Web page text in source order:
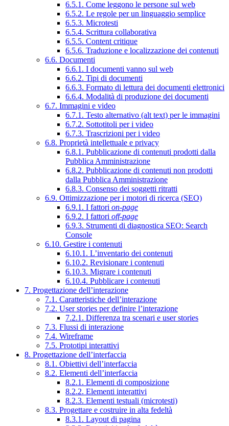
6.5.1. Come leggono le persone sul web
6.5.2. Le regole per un linguaggio semplice
6.5.3. Microtesti
6.5.4. Scrittura collaborativa
6.5.5. Content critique
6.5.6. Traduzione e localizzazione dei contenuti
6.6. Documenti
6.6.1. I documenti vanno sul web
6.6.2. Tipi di documenti
6.6.3. Formato di lettura dei documenti elettronici
6.6.4. Modalità di produzione dei documenti
6.7. Immagini e video
6.7.1. Testo alternativo (alt text) per le immagini
6.7.2. Sottotitoli per i video
6.7.3. Trascrizioni per i video
6.8. Proprietà intellettuale e privacy
6.8.1. Pubblicazione di contenuti prodotti dalla
Pubblica Amministrazione
6.8.2. Pubblicazione di contenuti non prodotti
dalla Pubblica Amministrazione
6.8.3. Consenso dei soggetti ritratti
6.9. Ottimizzazione per i motori di ricerca (SEO)
6.9.1. I fattori on-page
6.9.2. I fattori off-page
6.9.3. Strumenti di diagnostica SEO: Search
Console
6.10. Gestire i contenuti
6.10.1. L’inventario dei contenuti
6.10.2. Revisionare i contenuti
6.10.3. Migrare i contenuti
6.10.4. Pubblicare i contenuti
7. Progettazione dell’interazione
7.1. Caratteristiche dell’interazione
7.2. User stories per definire l’interazione
7.2.1. Differenza tra scenari e user stories
7.3. Flussi di interazione
7.4. Wireframe
7.5. Prototipi interattivi
8. Progettazione dell’interfaccia
8.1. Obiettivi dell’interfaccia
8.2. Elementi dell’interfaccia
8.2.1. Elementi di composizione
8.2.2. Elementi interattivi
8.2.3. Elementi testuali (microtesti)
8.3. Progettare e costruire in alta fedeltà
8.3.1. Layout di pagina